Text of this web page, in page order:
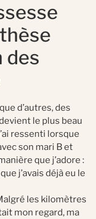
des
d’autres, des
le plus beau
ressenti lorsque
son mari B et
que j’adore :
j’avais déjà eu le
les kilomètres
mon regard, ma